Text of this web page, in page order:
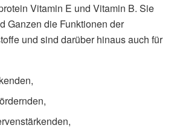
Vitamin E und Vitamin B. Sie
Ganzen die Funktionen der
und sind darüber hinaus auch für